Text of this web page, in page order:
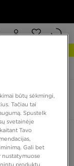
Trek
Filtruoti
būtų sėkmingi,
Tačiau tai
Spustelk
svetainėje
Tavo
Gali bet
nustatymuose